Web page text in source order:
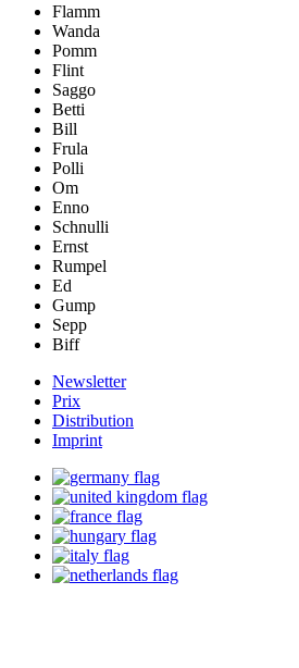
Flamm
Wanda
Pomm
Flint
Saggo
Betti
Bill
Frula
Polli
Om
Enno
Schnulli
Ernst
Rumpel
Ed
Gump
Sepp
Biff
Newsletter
Prix
Distribution
Imprint